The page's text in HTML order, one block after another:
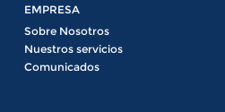
EMPRESA
Sobre Nosotros
Nuestros servicios
Comunicados